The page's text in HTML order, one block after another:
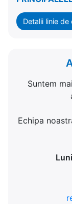
Detalii linie de
Suntem
Echipa